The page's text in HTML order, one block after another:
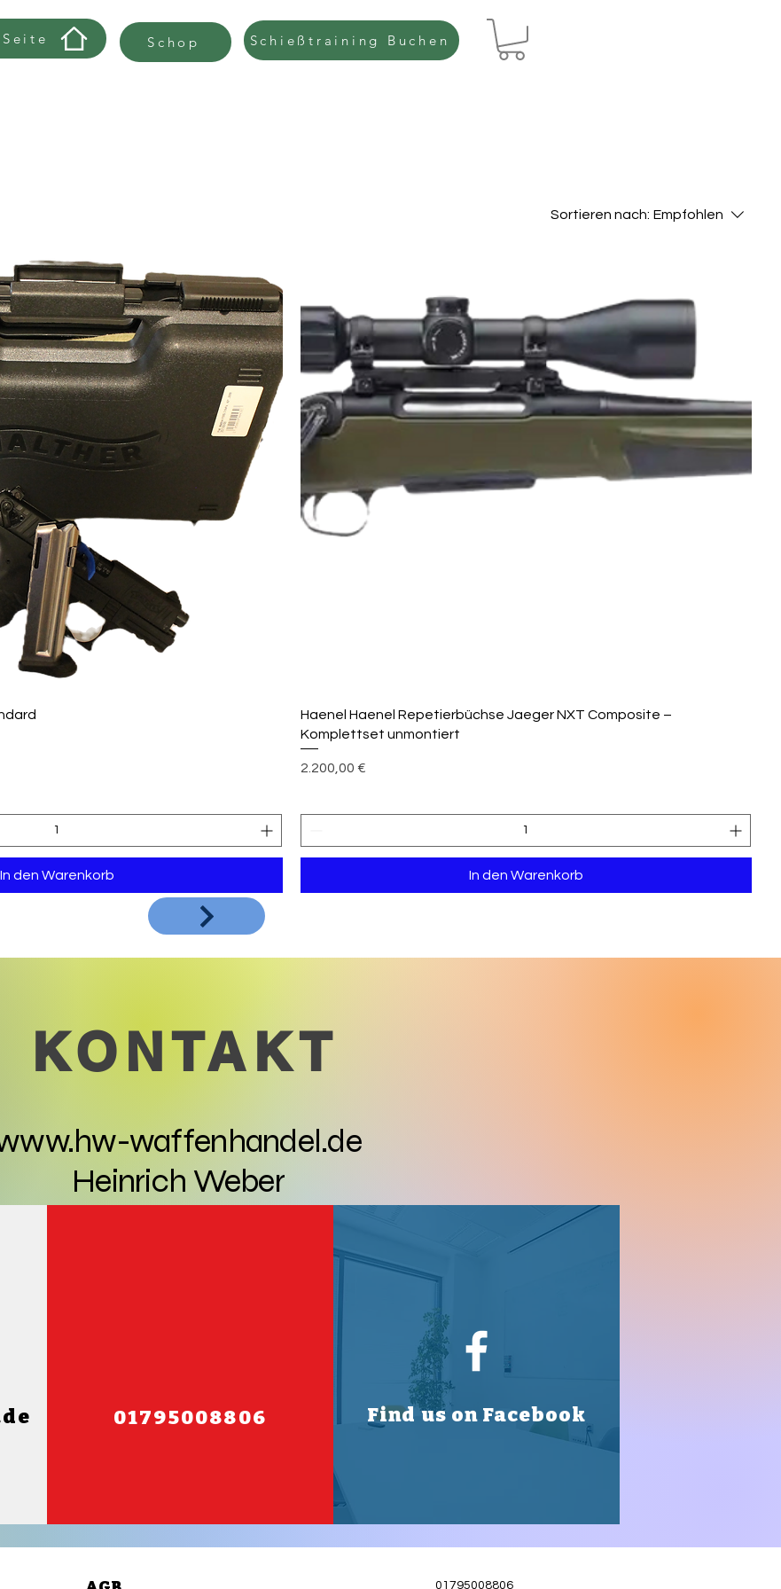
Schop Schießtraining Buchen
Sortieren nach: Empfohlen
In den Warenkorb
Haenel Haenel Repetierbüchse Jaeger NXT Composite –
Komplettset unmontiert
Preis
2.200,00 €
In den Warenkorb
KONTAKT
waffenhandel.de
Heinrich Weber
01795008806 Find us on Facebook
01795008806